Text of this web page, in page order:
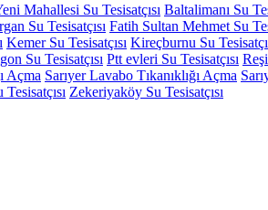
Mahallesi Su Tesisatçısı Baltalimanı Su
Su Tesisatçısı Fatih Sultan Mehmet Su
Kemer Su Tesisatçısı Kireçburnu Su
Su Tesisatçısı Ptt evleri Su Tesisatçısı
Açma Sarıyer Lavabo Tıkanıklığı Açma
Zekeriyaköy Su Tesisatçısı